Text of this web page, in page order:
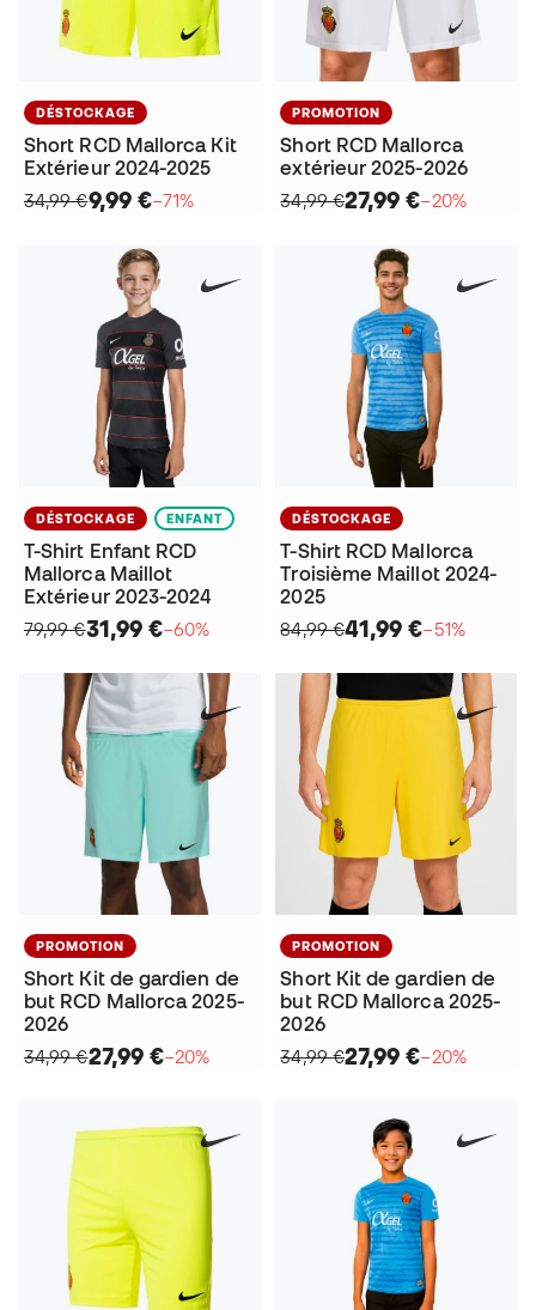
DÉSTOCKAGE
Short RCD Mallorca Kit
Extérieur 2024-2025
34,99 €9,99 €−71%
PROMOTION
Short RCD Mallorca
extérieur 2025-2026
34,99 €27,99 €−20%
DÉSTOCKAGE ENFANT
T-Shirt Enfant RCD
Mallorca Maillot
Extérieur 2023-2024
79,99 €31,99 €−60%
DÉSTOCKAGE
T-Shirt RCD Mallorca
Troisième Maillot 2024-
2025
84,99 €41,99 €−51%
PROMOTION
Short Kit de gardien de
but RCD Mallorca 2025-
2026
34,99 €27,99 €−20%
PROMOTION
Short Kit de gardien de
but RCD Mallorca 2025-
2026
34,99 €27,99 €−20%